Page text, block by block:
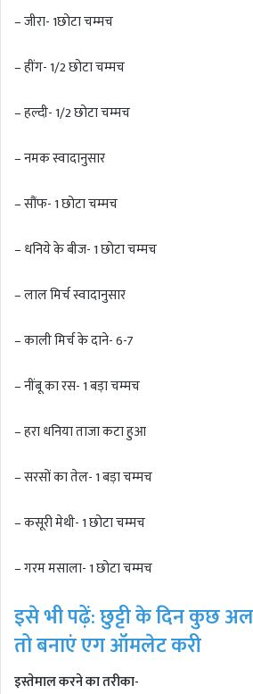
– जीरा- 1छोटा चम्मच
– हींग- 1/2 छोटा चम्मच
– हल्दी- 1/2 छोटा चम्मच
– नमक स्वादानुसार
– सौंफ- 1 छोटा चम्मच
– धनिये के बीज- 1 छोटा चम्मच
– लाल मिर्च स्वादानुसार
– काली मिर्च के दाने- 6-7
– नींबू का रस- 1 बड़ा चम्मच
– हरा धनिया ताजा कटा हुआ
– सरसों का तेल- 1 बड़ा चम्मच
– कसूरी मेथी- 1 छोटा चम्मच
– गरम मसाला- 1 छोटा चम्मच
इसे भी पढ़ें: छुट्टी के दिन कुछ
तो बनाएं एग ऑमलेट करी
इस्तेमाल करने का तरीका-